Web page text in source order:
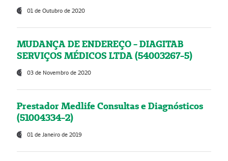
01 de Outubro de 2020
MUDANÇA DE ENDEREÇO - DIAGITAB
SERVIÇOS MÉDICOS LTDA (54003267-5)
03 de Novembro de 2020
Prestador Medlife Consultas e Diagnósticos
(51004334-2)
01 de Janeiro de 2019